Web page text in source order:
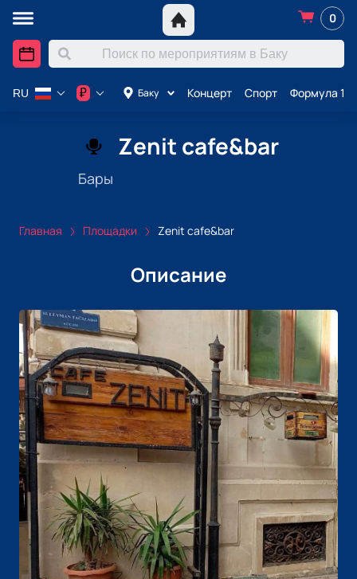
0
Баку Концерт Спорт Формула 1
RU ₽
Zenit cafe&bar
Бары
Главная Площадки Zenit cafe&bar
Описание